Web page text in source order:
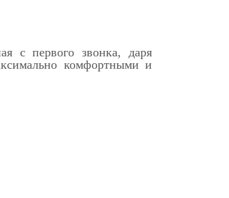
с первого звонка, даря
комфортными и